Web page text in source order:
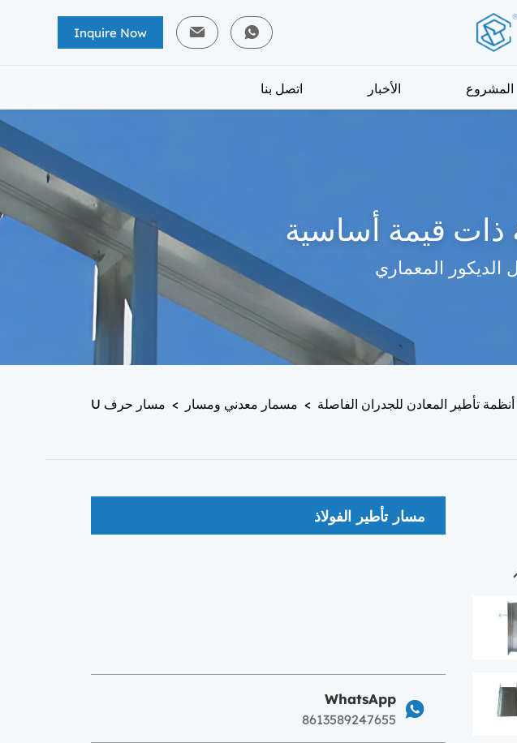
Inquire Now
المشروع الأخبار اتصل بنا
ذات قيمة أساسية
المعماري
أنظمة تأطير المعادن للجدران الفاصلة > مسمار معدني ومسار > مسار حرف U
مسار تأطير الفولاذ
WhatsApp
8613589247655